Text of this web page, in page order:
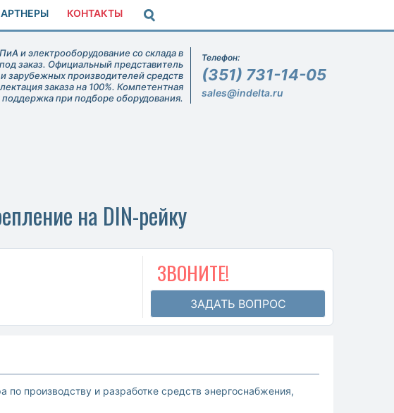
КОНТАКТЫ
и электрооборудование со склада в
заказ. Официальный представитель
зарубежных производителей средств
заказа на 100%. Компетентная
поддержка при подборе оборудования.
Телефон:
(351) 731-14-05
sales@indelta.ru
на DIN-рейку
ЗВОНИТЕ!
ЗАДАТЬ ВОПРОС
по производству и разработке средств энергоснабжения,